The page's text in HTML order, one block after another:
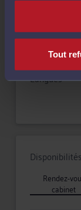
Tout
Droit du
Langues
Disponibilités
Rendez-
cabinet